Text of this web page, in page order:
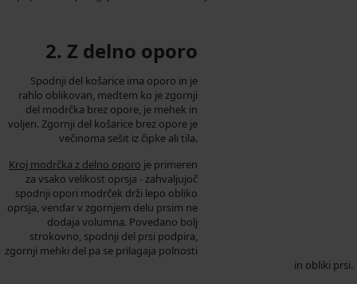
2. Z delno oporo
Spodnji del košarice ima oporo in je
rahlo oblikovan, medtem ko je zgornji
del modrčka brez opore, je mehek in
voljen. Zgornji del košarice brez opore je
večinoma sešit iz čipke ali tila.
Kroj modrčka z delno oporo je primeren
za vsako velikost oprsja - zahvaljujoč
spodnji opori modrček drži lepo obliko
oprsja, vendar v zgornjem delu prsim ne
dodaja volumna. Povedano bolj
strokovno, spodnji del prsi podpira,
zgornji mehki del pa se prilagaja polnosti
in obliki prsi.